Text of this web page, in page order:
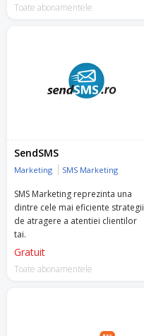
Toate abonamentele
SendSMS
Marketing SMS Marketing
SMS Marketing reprezinta una
dintre cele mai eficiente strategii
de atragere a atentiei clientilor
tai.
Gratuit
Toate abonamentele